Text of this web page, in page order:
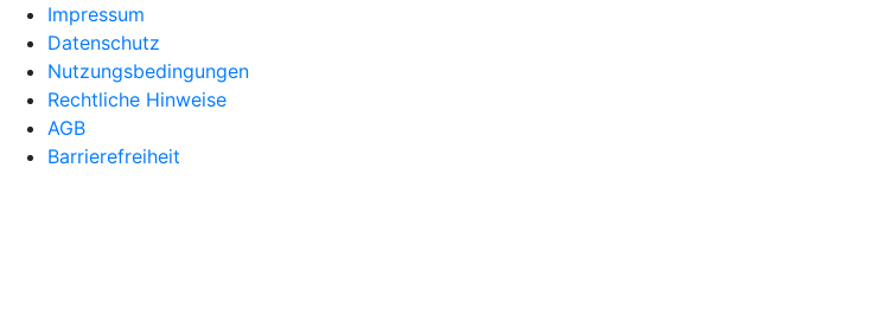
Impressum
Datenschutz
Nutzungsbedingungen
Rechtliche Hinweise
AGB
Barrierefreiheit